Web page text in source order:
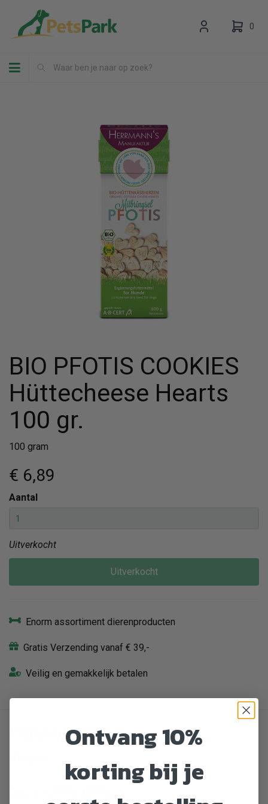
Toggle navigation
0
Uw winkelwagen is leeg.
Vul hem met producten.
BIO PFOTIS COOKIES
Hüttecheese Hearts
100 gr.
100 gram
€ 6,89
Aantal
Uitverkocht
Uitverkocht
Enorm assortiment dierenproducten
Gratis Verzending vanaf € 39,-
Veilig en gemakkelijk betalen
Omschrijving
Ontvang 10%
korting bij je